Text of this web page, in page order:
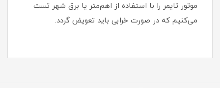
موتور تایمر را با استفاده از اهم‌متر یا برق شهر تست
می‌کنیم که در صورت خرابی باید تعویض گردد.